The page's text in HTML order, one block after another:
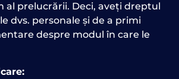
al prelucrării. Deci, aveți dreptul
dvs. personale și de a primi
despre modul în care le